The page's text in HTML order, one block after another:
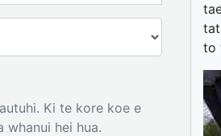
Ki te kore koe e
hei hua.
to